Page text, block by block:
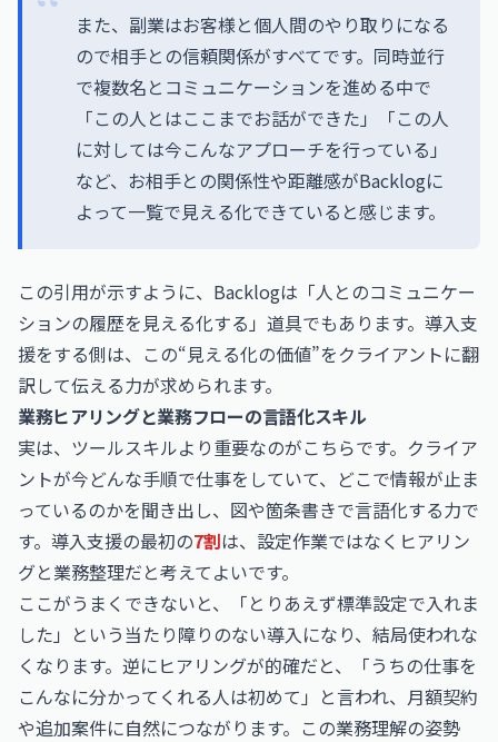
また、副業はお客様と個人間のやり取りになる
ので相手との信頼関係がすべてです。同時並行
で複数名とコミュニケーションを進める中で
「この人とはここまでお話ができた」「この人
に対しては今こんなアプローチを行っている」
など、お相手との関係性や距離感がBacklogに
よって一覧で見える化できていると感じます。
この引用が示すように、Backlogは「人とのコミュニケー
ションの履歴を見える化する」道具でもあります。導入支
援をする側は、この“見える化の価値”をクライアントに翻
訳して伝える力が求められます。
業務ヒアリングと業務フローの言語化スキル
実は、ツールスキルより重要なのがこちらです。クライア
ントが今どんな手順で仕事をしていて、どこで情報が止ま
っているのかを聞き出し、図や箇条書きで言語化する力で
す。導入支援の最初の7割は、設定作業ではなくヒアリン
グと業務整理だと考えてよいです。
ここがうまくできないと、「とりあえず標準設定で入れま
した」という当たり障りのない導入になり、結局使われな
くなります。逆にヒアリングが的確だと、「うちの仕事を
こんなに分かってくれる人は初めて」と言われ、月額契約
や追加案件に自然につながります。この業務理解の姿勢